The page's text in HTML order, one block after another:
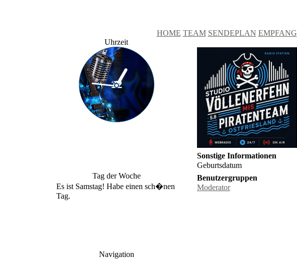
HOME TEAM SENDEPLAN EMPFANG
Uhrzeit
Tag der Woche
Es ist Samstag! Habe einen sch�nen
Tag.
Navigation
Sonstige Informationen
Geburtsdatum
Benutzergruppen
Moderator